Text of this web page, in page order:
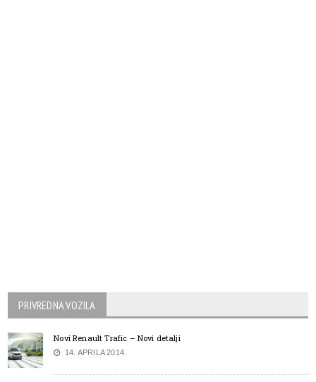
PRIVREDNA VOZILA
Novi Renault Trafic – Novi detalji
14. APRILA 2014.